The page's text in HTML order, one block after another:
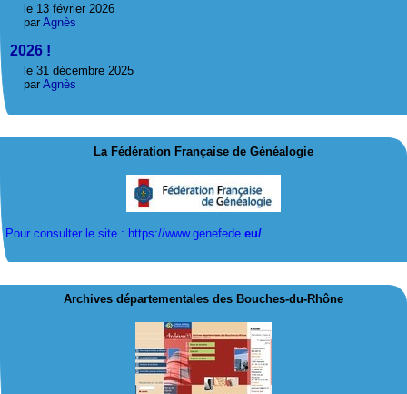
le 13 février 2026
par Agnès
2026 !
le 31 décembre 2025
par Agnès
La Fédération Française de Généalogie
Pour consulter le site : https://www.genefede. eu/
Archives départementales des Bouches-du-Rhône